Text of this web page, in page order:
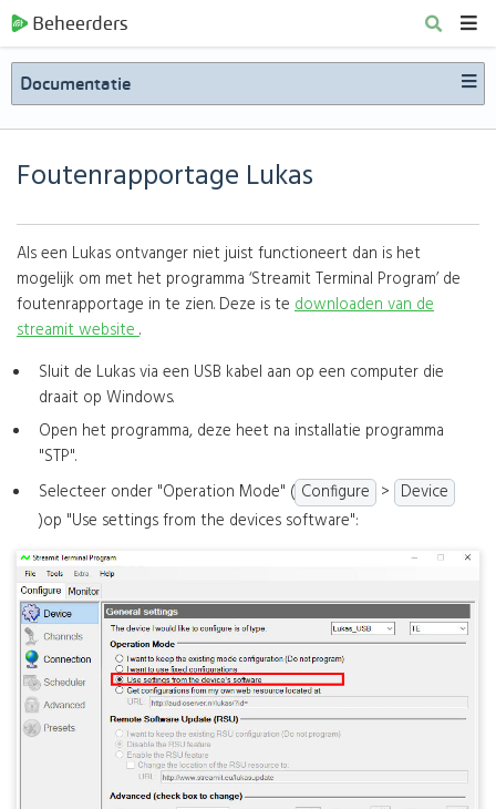
Beheerders
Documentatie
Foutenrapportage Lukas
Als een Lukas ontvanger niet juist functioneert dan is het
mogelijk om met het programma ‘Streamit Terminal Program’ de
foutenrapportage in te zien. Deze is te downloaden van de
streamit website.
Sluit de Lukas via een USB kabel aan op een computer die
draait op Windows.
Open het programma, deze heet na installatie programma
"STP".
Selecteer onder "Operation Mode" ( Configure > Device
)op "Use settings from the devices software":